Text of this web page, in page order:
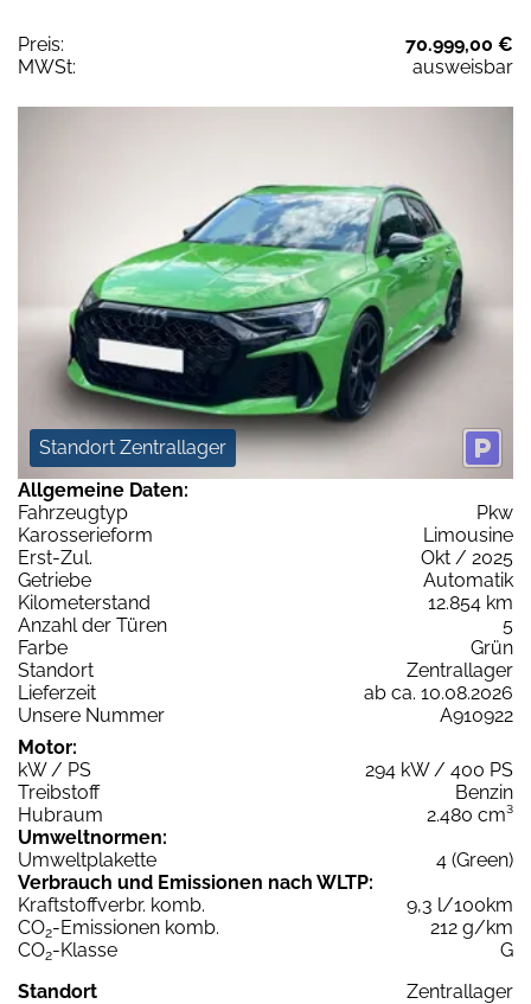
Preis:
70.999,00 €
MWSt:
ausweisbar
Standort Zentrallager
Allgemeine Daten:
Fahrzeugtyp
Pkw
Karosserieform
Limousine
Erst-Zul.
Okt / 2025
Getriebe
Automatik
Kilometerstand
12.854 km
Anzahl der Türen
5
Farbe
Grün
Standort
Zentrallager
Lieferzeit
ab ca. 10.08.2026
Unsere Nummer
A910922
Motor:
kW / PS
294 kW / 400 PS
Treibstoff
Benzin
Hubraum
2.480 cm³
Umweltnormen:
Umweltplakette
4 (Green)
Verbrauch und Emissionen nach WLTP:
Kraftstoffverbr. komb.
9,3 l/100km
CO2-Emissionen komb.
212 g/km
CO2-Klasse
G
Standort
Zentrallager